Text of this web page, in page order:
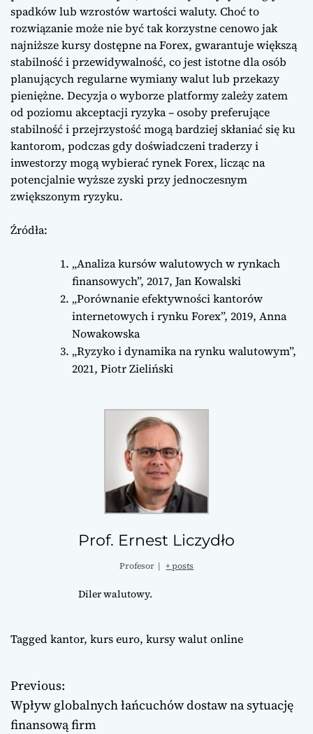
spadków lub wzrostów wartości waluty. Choć to
rozwiązanie może nie być tak korzystne cenowo jak
najniższe kursy dostępne na Forex, gwarantuje większą
stabilność i przewidywalność, co jest istotne dla osób
planujących regularne wymiany walut lub przekazy
pieniężne. Decyzja o wyborze platformy zależy zatem
od poziomu akceptacji ryzyka – osoby preferujące
stabilność i przejrzystość mogą bardziej skłaniać się ku
kantorom, podczas gdy doświadczeni traderzy i
inwestorzy mogą wybierać rynek Forex, licząc na
potencjalnie wyższe zyski przy jednoczesnym
zwiększonym ryzyku.
Źródła:
„Analiza kursów walutowych w rynkach
finansowych”, 2017, Jan Kowalski
„Porównanie efektywności kantorów
internetowych i rynku Forex”, 2019, Anna
Nowakowska
„Ryzyko i dynamika na rynku walutowym”,
2021, Piotr Zieliński
Prof. Ernest Liczydło
Profesor | + posts
Diler walutowy.
Taggedkantor, kurs euro, kursy walut online
N
a
Previous:
Wpływ globalnych łańcuchów dostaw na sytuację
finansową firm